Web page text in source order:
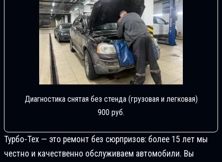
Диагностика снятая без стенда (грузовая и легковая)
900 руб.
Турбо-Тех — это ремонт без сюрпризов: более 15 лет мы
честно и качественно обслуживаем автомобили. Вы